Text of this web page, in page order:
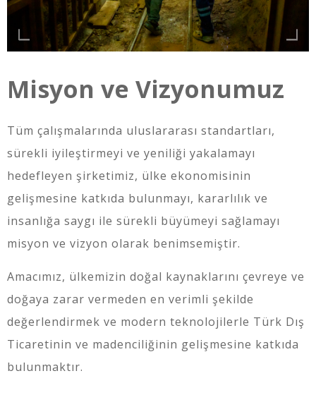
Misyon ve Vizyonumuz
Tüm çalışmalarında uluslararası standartları,
sürekli iyileştirmeyi ve yeniliği yakalamayı
hedefleyen şirketimiz, ülke ekonomisinin
gelişmesine katkıda bulunmayı, kararlılık ve
insanlığa saygı ile sürekli büyümeyi sağlamayı
misyon ve vizyon olarak benimsemiştir.
Amacımız, ülkemizin doğal kaynaklarını çevreye ve
doğaya zarar vermeden en verimli şekilde
değerlendirmek ve modern teknolojilerle Türk Dış
Ticaretinin ve madenciliğinin gelişmesine katkıda
bulunmaktır.